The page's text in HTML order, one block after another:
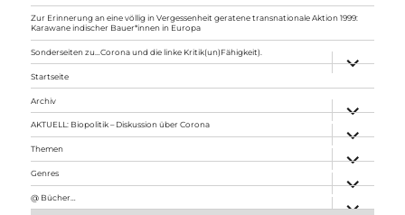
Zur Erinnerung an eine völlig in Vergessenheit geratene transnationale Aktion 1999:
Karawane indischer Bauer*innen in Europa
Sonderseiten zu…Corona und die linke Kritik(un)Fähigkeit).
anzeigen
Startseite
Archiv
anzeigen
AKTUELL: Biopolitik – Diskussion über Corona
anzeigen
Themen
anzeigen
Genres
anzeigen
@ Bücher…